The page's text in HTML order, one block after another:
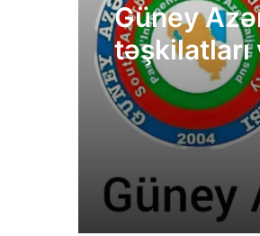
Güney
təşkilatları
bəyanatı